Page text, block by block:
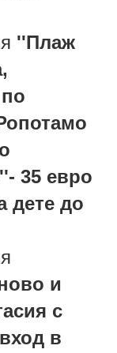
''Плаж
35 евро
дете до
и
с
в